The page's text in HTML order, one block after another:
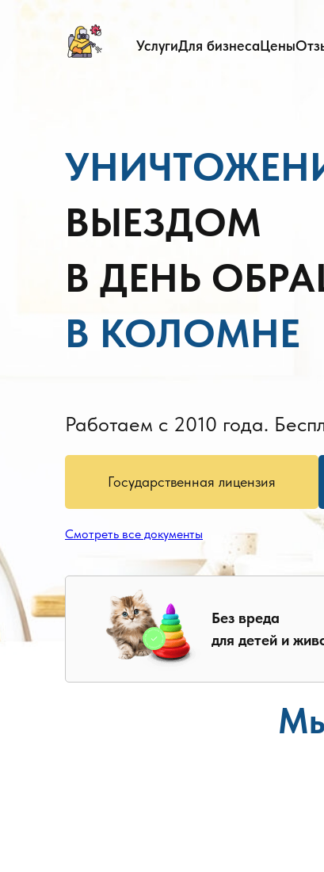
УслугиДля бизнесаЦены
ВЫЕЗДОМ
В ДЕНЬ
В КОЛОМНЕ
Работаем с 2010 года.
Государственная лицензия
Смотреть все документы
Без вреда
для детей и